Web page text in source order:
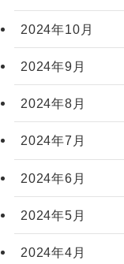
2024年10月
2024年9月
2024年8月
2024年7月
2024年6月
2024年5月
2024年4月